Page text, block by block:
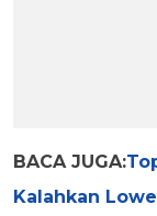
BACA JUGA:
Kalahkan